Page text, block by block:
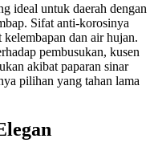
ideal untuk daerah dengan
Sifat anti-korosinya
dan air hujan.
pembusukan, kusen
akibat paparan sinar
pilihan yang tahan lama